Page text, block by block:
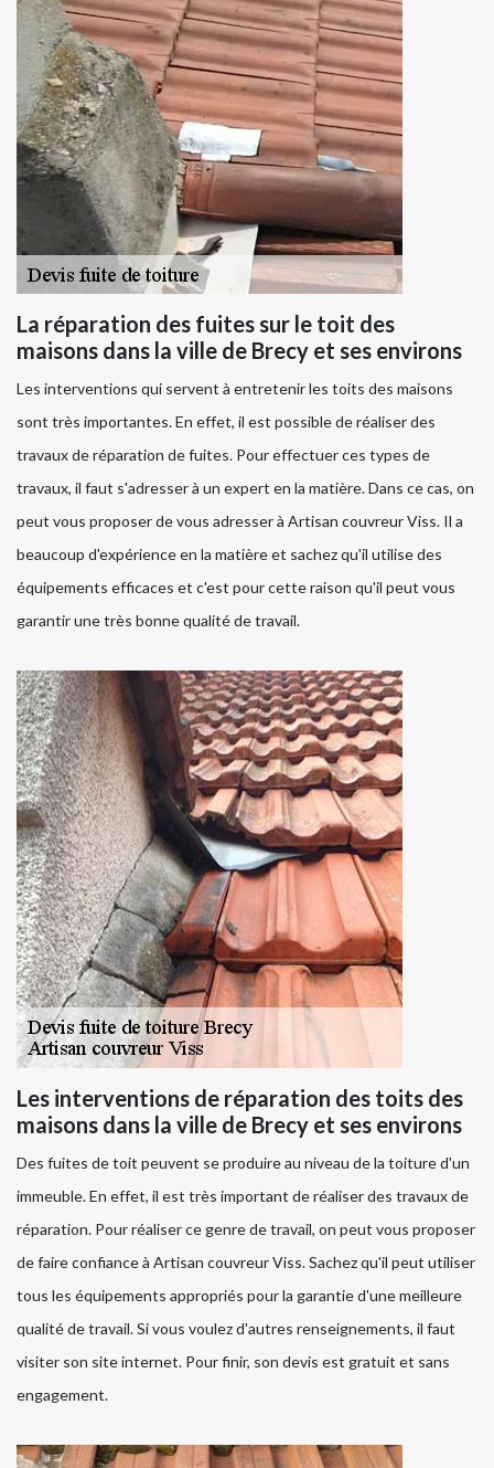
La réparation des fuites sur le toit des
maisons dans la ville de Brecy et ses environs
Les interventions qui servent à entretenir les toits des maisons
sont très importantes. En effet, il est possible de réaliser des
travaux de réparation de fuites. Pour effectuer ces types de
travaux, il faut s'adresser à un expert en la matière. Dans ce cas, on
peut vous proposer de vous adresser à Artisan couvreur Viss. Il a
beaucoup d'expérience en la matière et sachez qu'il utilise des
équipements efficaces et c'est pour cette raison qu'il peut vous
garantir une très bonne qualité de travail.
Les interventions de réparation des toits des
maisons dans la ville de Brecy et ses environs
Des fuites de toit peuvent se produire au niveau de la toiture d'un
immeuble. En effet, il est très important de réaliser des travaux de
réparation. Pour réaliser ce genre de travail, on peut vous proposer
de faire confiance à Artisan couvreur Viss. Sachez qu'il peut utiliser
tous les équipements appropriés pour la garantie d'une meilleure
qualité de travail. Si vous voulez d'autres renseignements, il faut
visiter son site internet. Pour finir, son devis est gratuit et sans
engagement.